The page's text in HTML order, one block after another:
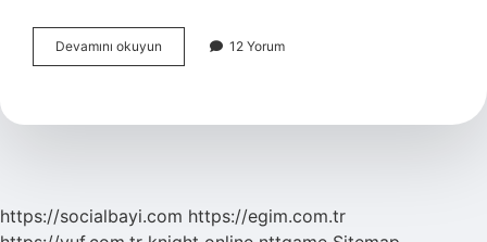
Devamını okuyun
Hangi
12 Yorum
https://socialbayi.com https://egim.com.tr